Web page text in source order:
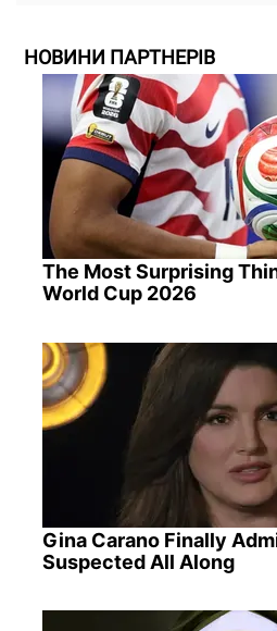
НОВИНИ ПАРТНЕРІВ
The Most Surprising
World Cup 2026
Gina Carano Finally
Suspected All Along